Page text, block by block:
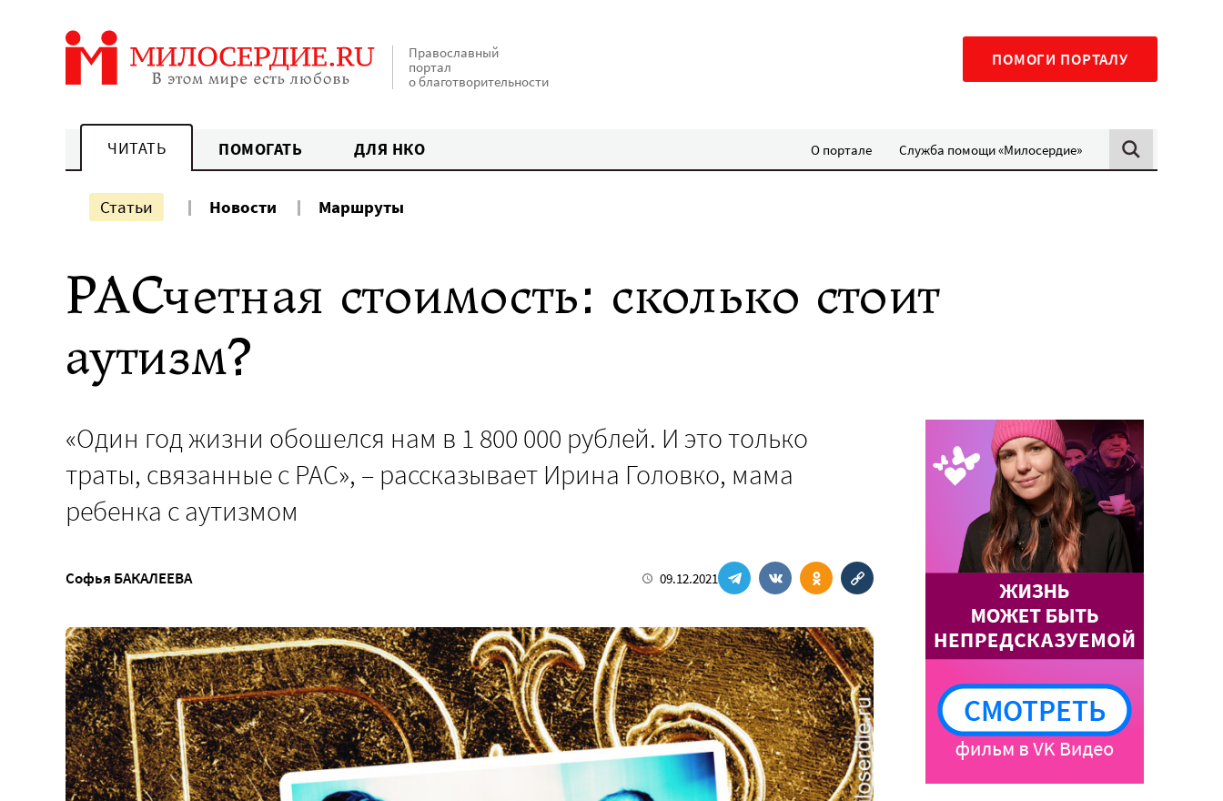
Православный
портал
о благотворительности
ПОМОГИ ПОРТАЛУ
ЧИТАТЬ ПОМОГАТЬ ДЛЯ НКО О портале Служба помощи «Милосердие»
Статьи Новости Маршруты
РАСчетная стоимость: сколько стоит
аутизм?
«Один год жизни обошелся нам в 1 800 000 рублей. И это только
траты, связанные с РАС», – рассказывает Ирина Головко, мама
ребенка с аутизмом
Софья БАКАЛЕЕВА 09.12.2021